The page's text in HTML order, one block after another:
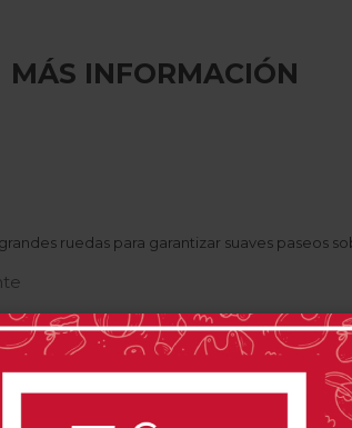
MÁS INFORMACIÓN
ruedas para garantizar suaves paseos
malla